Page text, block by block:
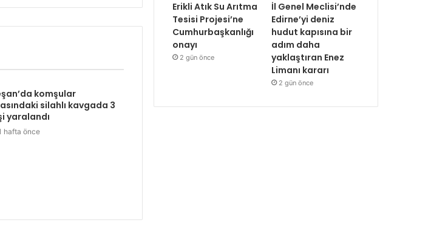
komşular
silahlı kavgada 3
yaralandı
hafta önce
Erikli Atık Su Arıtma
Tesisi Projesi’ne
Cumhurbaşkanlığı
onayı
2 gün önce
İl Genel Meclisi’nde
Edirne’yi deniz
hudut kapısına bir
adım daha
yaklaştıran Enez
Limanı kararı
2 gün önce